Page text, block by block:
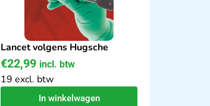
Lancet volgens Hugsche
€22,99 incl. btw
19 excl. btw
In winkelwagen